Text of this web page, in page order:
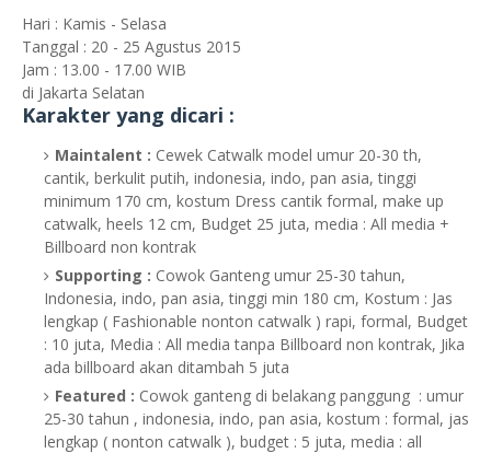
Hari : Kamis - Selasa
Tanggal : 20 - 25 Agustus 2015
Jam : 13.00 - 17.00 WIB
di Jakarta Selatan
Karakter yang dicari :
Maintalent : Cewek Catwalk model umur 20-30 th,
cantik, berkulit putih, indonesia, indo, pan asia, tinggi
minimum 170 cm, kostum Dress cantik formal, make up
catwalk, heels 12 cm, Budget 25 juta, media : All media +
Billboard non kontrak
Supporting : Cowok Ganteng umur 25-30 tahun,
Indonesia, indo, pan asia, tinggi min 180 cm, Kostum : Jas
lengkap ( Fashionable nonton catwalk ) rapi, formal, Budget
: 10 juta, Media : All media tanpa Billboard non kontrak, Jika
ada billboard akan ditambah 5 juta
Featured : Cowok ganteng di belakang panggung : umur
25-30 tahun , indonesia, indo, pan asia, kostum : formal, jas
lengkap ( nonton catwalk ), budget : 5 juta, media : all